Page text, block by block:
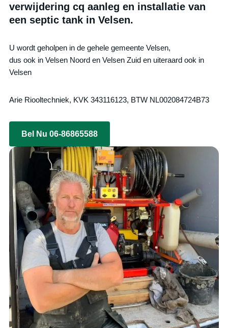
verwijdering cq aanleg en installatie van
een septic tank in Velsen.
U wordt geholpen in de gehele gemeente Velsen,
dus ook in Velsen Noord en Velsen Zuid en uiteraard ook in
Velsen
Arie Riooltechniek, KVK 343116123, BTW NL002084724B73
Bel Nu 06-86865588